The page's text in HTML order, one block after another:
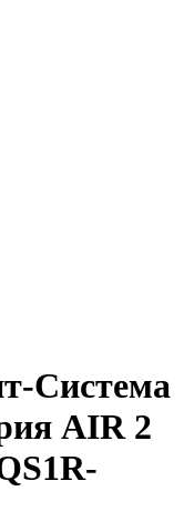
Система
AIR 2